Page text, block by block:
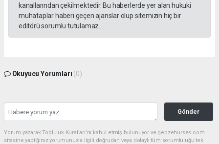
kanallarından çekilmektedir. Bu haberlerde yer alan hukuki
muhataplar haberi geçen ajanslar olup sitemizin hiç bir
editörü sorumlu tutulamaz...
Okuyucu Yorumları (0)
Gönder
Yorum yazarak Topluluk Kuralları’nı kabul etmiş bulunuyor ve gebzehurses.com
sitesine yaptığınız yorumunuzla ilgili doğrudan veya dolaylı tüm sorumluluğu tek